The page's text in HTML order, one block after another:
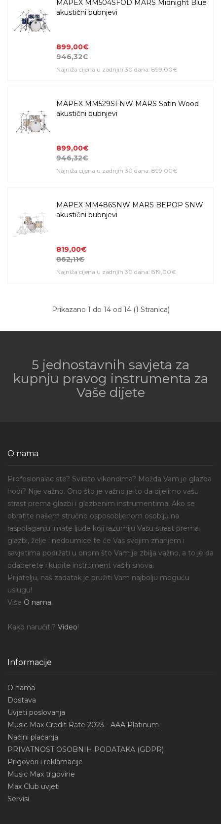
MAPEX MM504SFOD MARS Midnight Blue
akustični bubnjevi
899,00€
946,32€
Najniža cijena u zadnjih 30 dana: 899,00€
MAPEX MM529SFNW MARS Satin Wood
akustični bubnjevi
899,00€
946,32€
Najniža cijena u zadnjih 30 dana: 899,00€
MAPEX MM486SNW MARS BEPOP SNW
akustični bubnjevi
819,00€
862,11€
Najniža cijena u zadnjih 30 dana: 819,00€
Prikazano 1 do 14 od 14 (1 Stranica)
5 jednostavnih savjeta za
kupnju pravog instrumenta za
Vaše dijete
O nama
Profesionalac ste? Svirate vikendima? Možda Vam je glazba
hobi? Nije važno. Ono što je važno je to da dijelimo vašu
strast prema glazbi i glazbenim instrumentima. Ako se
obratite našem stručno osposobljenom osoblju na
raspolaganju imate ljude koji razumiju Vašu strast prema
glazbi, želje i nedoumice te će Vas svojim znanjem i
savjetima podržati u onom što Vam je zbilja važno, a to je da
odaberete i kupite instrument vaših snova.
Prijatelju, naš zadatak je pružiti Vam najbolju moguću
uslugu!
Više O nama.
Kako naručiti? Video!
Informacije
O nama
Dostava
Uvjeti poslovanja
Music Max Credit Rate 2023 - AAA Platinum
Načini plaćanja
PRIVATNOST OSOBNIH PODATAKA (GDPR)
Prigovori i reklamacije
Music Max trgovine
Max Club uvjeti
Servisi